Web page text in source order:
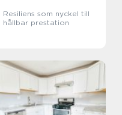
Resiliens som nyckel till
hållbar prestation